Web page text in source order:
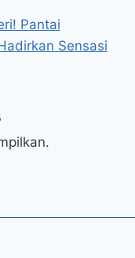
Pantai
Sensasi